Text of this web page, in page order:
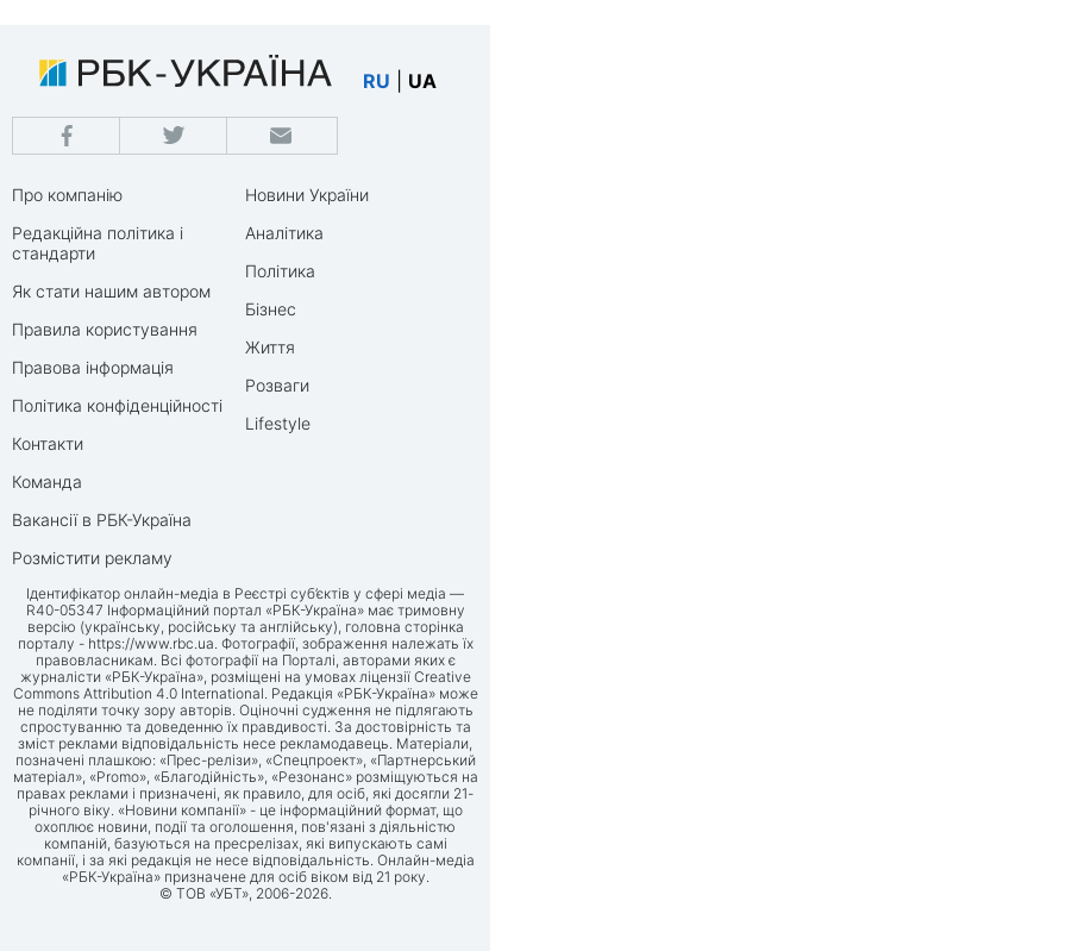
RU UA
Про компанію
Редакційна політика і
стандарти
Як стати нашим автором
Правила користування
Правова інформація
Політика конфіденційності
Контакти
Команда
Вакансії в РБК-Україна
Розмістити рекламу
Новини України
Аналітика
Політика
Бізнес
Життя
Розваги
Lifestyle
Ідентифікатор онлайн-медіа в Реєстрі суб’єктів у сфері медіа —
R40-05347 Інформаційний портал «РБК-Україна» має тримовну
версію (українську, російську та англійську), головна сторінка
порталу - https://www.rbc.ua. Фотографії, зображення належать їх
правовласникам. Всі фотографії на Порталі, авторами яких є
журналісти «РБК-Україна», розміщені на умовах ліцензії Creative
Commons Attribution 4.0 International. Редакція «РБК-Україна» може
не поділяти точку зору авторів. Оціночні судження не підлягають
спростуванню та доведенню їх правдивості. За достовірність та
зміст реклами відповідальність несе рекламодавець. Матеріали,
позначені плашкою: «Прес-релізи», «Спецпроект», «Партнерський
матеріал», «Promo», «Благодійність», «Резонанс» розміщуються на
правах реклами і призначені, як правило, для осіб, які досягли 21-
річного віку. «Новини компанії» - це інформаційний формат, що
охоплює новини, події та оголошення, пов'язані з діяльністю
компаній, базуються на пресрелізах, які випускають самі
компанії, і за які редакція не несе відповідальність. Онлайн-медіа
«РБК-Україна» призначене для осіб віком від 21 року.
© ТОВ «УБТ», 2006-2026.